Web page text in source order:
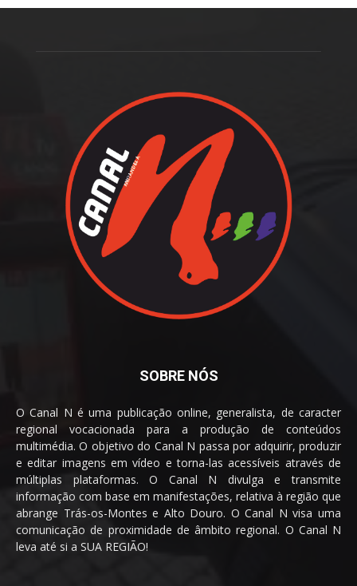
SOBRE NÓS
O Canal N é uma publicação online, generalista, de caracter
regional vocacionada para a produção de conteúdos
multimédia. O objetivo do Canal N passa por adquirir, produzir
e editar imagens em vídeo e torna-las acessíveis através de
múltiplas plataformas. O Canal N divulga e transmite
informação com base em manifestações, relativa à região que
abrange Trás-os-Montes e Alto Douro. O Canal N visa uma
comunicação de proximidade de âmbito regional. O Canal N
leva até si a SUA REGIÃO!